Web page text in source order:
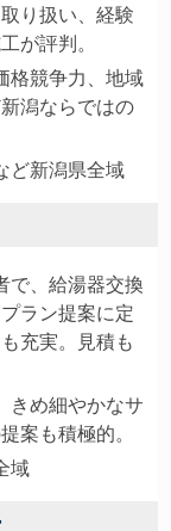
り扱い、経験
が評判。
格競争力、地域
潟ならではの
ど新潟県全域
で、給湯器交換
ラン提案に定
充実。見積も
きめ細やかなサ
案も積極的。
域